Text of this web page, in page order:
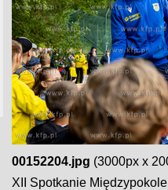
00152204.jpg (3000px x
XII Spotkanie